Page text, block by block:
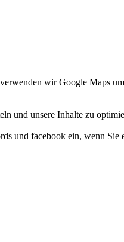
wir Google Maps
und unsere Inhalte zu
und facebook ein, wenn